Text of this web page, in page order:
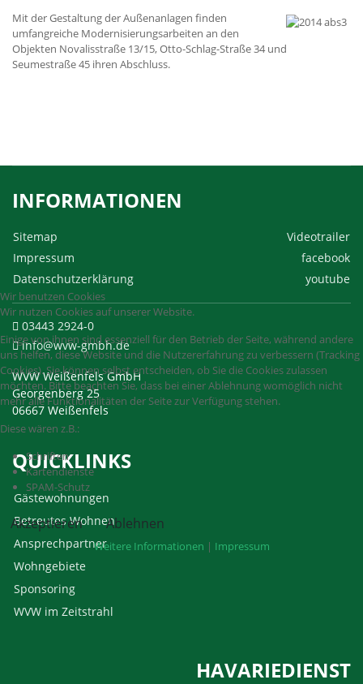
Mit der Gestaltung der Außenanlagen finden
umfangreiche Modernisierungsarbeiten an den
Objekten Novalisstraße 13/15, Otto-Schlag-Straße 34 und
Seumestraße 45 ihren Abschluss.
INFORMATIONEN
Sitemap
Videotrailer
Impressum
facebook
Datenschutzerklärung
youtube
03443 2924-0
info@wvw-gmbh.de
WVW Weißenfels GmbH
Georgenberg 25
06667 Weißenfels
QUICKLINKS
Gästewohnungen
Betreutes Wohnen
Ansprechpartner
Wohngebiete
Sponsoring
WVW im Zeitstrahl
HAVARIEDIENST
Wir benutzen Cookies
Wir nutzen Cookies auf unserer Website.
Einige von ihnen sind essenziell für den Betrieb der Seite, während andere
uns helfen, diese Website und die Nutzererfahrung zu verbessern (Tracking
Cookies). Sie können selbst entscheiden, ob Sie die Cookies zulassen
möchten. Bitte beachten Sie, dass bei einer Ablehnung womöglich nicht
mehr alle Funktionalitäten der Seite zur Verfügung stehen.
Diese wären z.B.:
Schriften
Kartendienste
SPAM-Schutz
Akzeptieren Ablehnen
Weitere Informationen | Impressum